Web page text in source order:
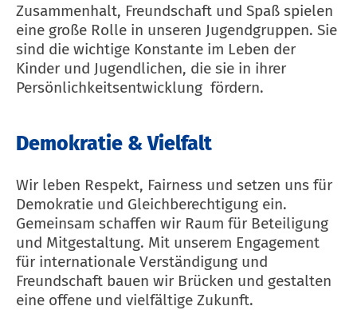
Zusammenhalt, Freundschaft und Spaß spielen
eine große Rolle in unseren Jugendgruppen. Sie
sind die wichtige Konstante im Leben der
Kinder und Jugendlichen, die sie in ihrer
Persönlichkeitsentwicklung fördern.
Demokratie & Vielfalt
Wir leben Respekt, Fairness und setzen uns für
Demokratie und Gleichberechtigung ein.
Gemeinsam schaffen wir Raum für Beteiligung
und Mitgestaltung. Mit unserem Engagement
für internationale Verständigung und
Freundschaft bauen wir Brücken und gestalten
eine offene und vielfältige Zukunft.